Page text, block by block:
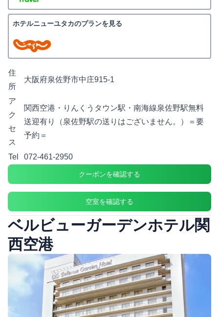
ホテルニューユタカのプランを見る
住
所
大阪府泉佐野市中庄915-1
ア
ク
セ
ス
関西空港・りんくうタウン駅・南海線泉佐野駅無料
送迎有り（泉佐野駅の送りはございません。）＝要
予約＝
Tel 072-461-2950
クーポンを確認する
空室を確認する
ベルビューガーデンホテル関
西空港